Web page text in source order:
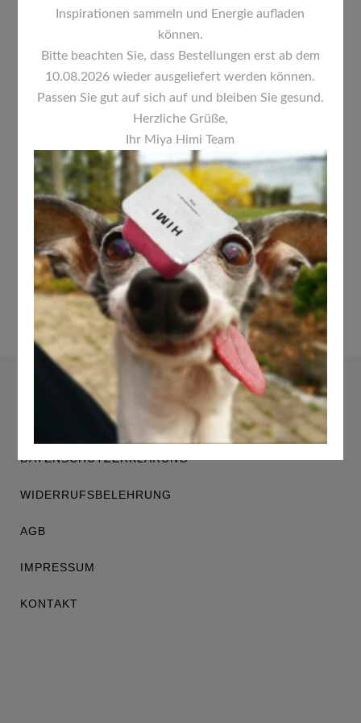
FALTBARE FARBPALETTE
PRAKTISCH, KOMPAKT UND
VIELSEITIG
DATENSCHUTZERKLÄRUNG
WIDERRUFSBELEHRUNG
AGB
IMPRESSUM
KONTAKT
Inspirationen sammeln und Energie aufladen
können.
Bitte beachten Sie, dass Bestellungen erst ab dem
10.08.2026 wieder ausgeliefert werden können.
Passen Sie gut auf sich auf und bleiben Sie gesund.
Herzliche Grüße,
Ihr Miya Himi Team